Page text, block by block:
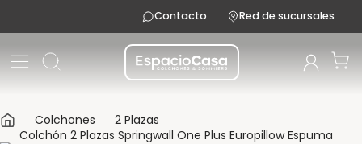
Contacto Red de sucursales
Colchones
2 Plazas
Colchón 2 Plazas Springwall One Plus Europillow Espuma